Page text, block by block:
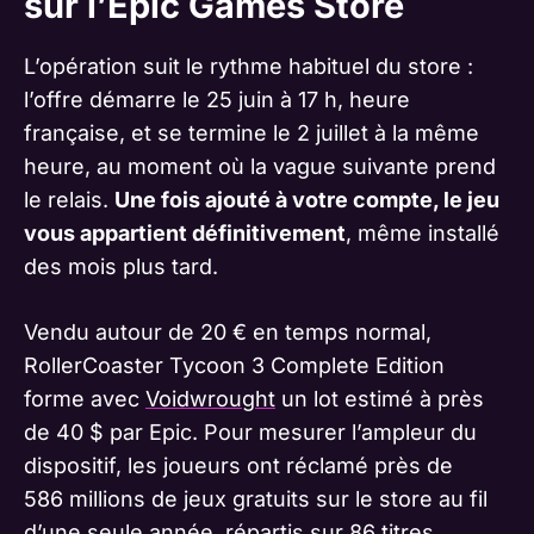
L’opération suit le rythme habituel du store :
l’offre démarre le 25 juin à 17 h, heure
française, et se termine le 2 juillet à la même
heure, au moment où la vague suivante prend
le relais. Une fois ajouté à votre compte, le jeu
vous appartient définitivement, même installé
des mois plus tard.
Vendu autour de 20 € en temps normal,
RollerCoaster Tycoon 3 Complete Edition
forme avec Voidwrought un lot estimé à près
de 40 $ par Epic. Pour mesurer l’ampleur du
dispositif, les joueurs ont réclamé près de
586 millions de jeux gratuits sur le store au fil